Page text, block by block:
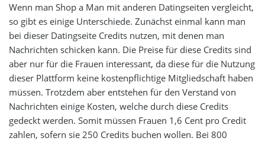
Wenn man Shop a Man mit anderen Datingseiten vergleicht,
so gibt es einige Unterschiede. Zunächst einmal kann man
bei dieser Datingseite Credits nutzen, mit denen man
Nachrichten schicken kann. Die Preise für diese Credits sind
aber nur für die Frauen interessant, da diese für die Nutzung
dieser Plattform keine kostenpflichtige Mitgliedschaft haben
müssen. Trotzdem aber entstehen für den Verstand von
Nachrichten einige Kosten, welche durch diese Credits
gedeckt werden. Somit müssen Frauen 1,6 Cent pro Credit
zahlen, sofern sie 250 Credits buchen wollen. Bei 800